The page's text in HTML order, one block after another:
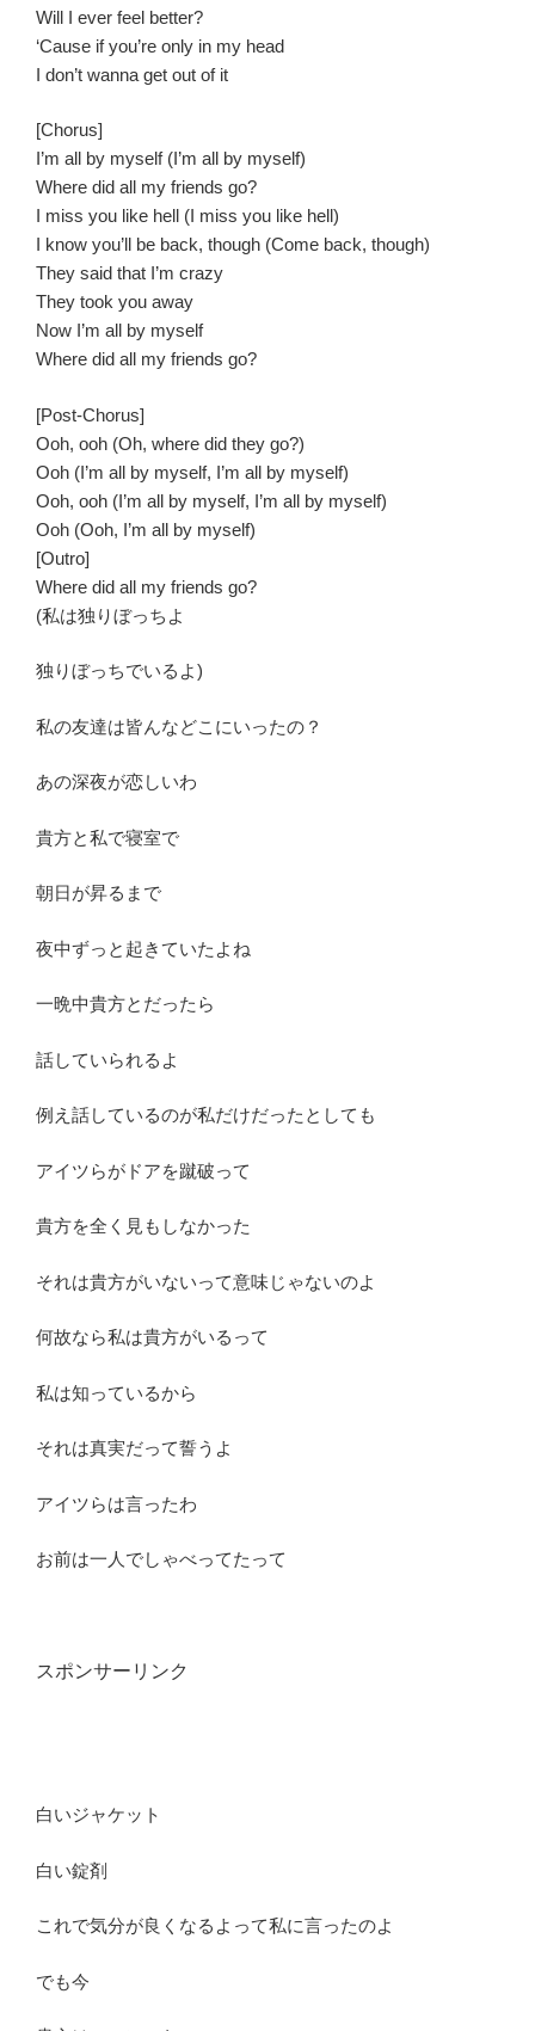
Will I ever feel better?
‘Cause if you’re only in my head
I don’t wanna get out of it
[Chorus]
I’m all by myself (I’m all by myself)
Where did all my friends go?
I miss you like hell (I miss you like hell)
I know you’ll be back, though (Come back, though)
They said that I’m crazy
They took you away
Now I’m all by myself
Where did all my friends go?
[Post-Chorus]
Ooh, ooh (Oh, where did they go?)
Ooh (I’m all by myself, I’m all by myself)
Ooh, ooh (I’m all by myself, I’m all by myself)
Ooh (Ooh, I’m all by myself)
[Outro]
Where did all my friends go?
(私は独りぼっちよ
独りぼっちでいるよ)
私の友達は皆んなどこにいったの？
あの深夜が恋しいわ
貴方と私で寝室で
朝日が昇るまで
夜中ずっと起きていたよね
一晩中貴方とだったら
話していられるよ
例え話しているのが私だけだったとしても
アイツらがドアを蹴破って
貴方を全く見もしなかった
それは貴方がいないって意味じゃないのよ
何故なら私は貴方がいるって
私は知っているから
それは真実だって誓うよ
アイツらは言ったわ
お前は一人でしゃべってたって
スポンサーリンク
白いジャケット
白い錠剤
これで気分が良くなるよって私に言ったのよ
でも今